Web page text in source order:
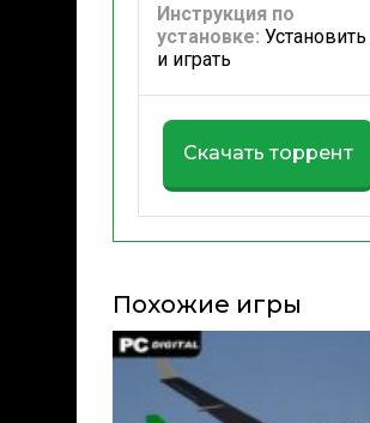
Инструкция по
установке: Установить
и играть
Скачать торрент
Похожие игры